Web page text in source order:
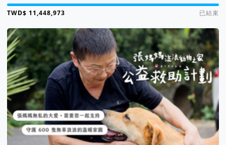
集資進度 11443%
已結束